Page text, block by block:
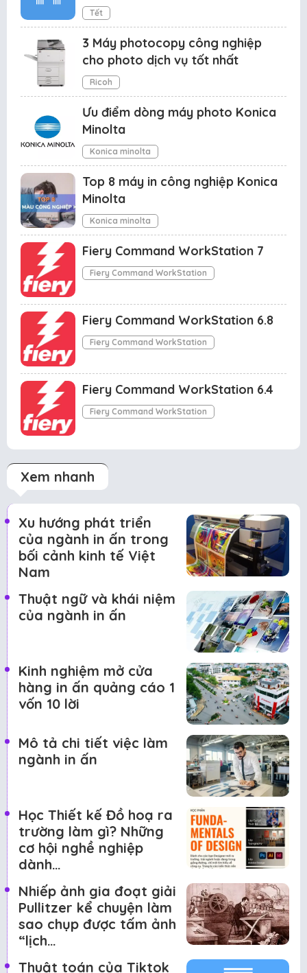
Tết
3 Máy photocopy công nghiệp
cho photo dịch vụ tốt nhất
Ricoh
Ưu điểm dòng máy photo Konica
Minolta
Konica minolta
Top 8 máy in công nghiệp Konica
Minolta
Konica minolta
Fiery Command WorkStation 7
Fiery Command WorkStation
Fiery Command WorkStation 6.8
Fiery Command WorkStation
Fiery Command WorkStation 6.4
Fiery Command WorkStation
Xem nhanh
Xu hướng phát triển
của ngành in ấn trong
bối cảnh kinh tế Việt
Nam
Thuật ngữ và khái niệm
của ngành in ấn
Kinh nghiệm mở cửa
hàng in ấn quảng cáo 1
vốn 10 lời
Mô tả chi tiết việc làm
ngành in ấn
Học Thiết kế Đồ hoạ ra
trường làm gì? Những
cơ hội nghề nghiệp
dành…
Nhiếp ảnh gia đoạt giải
Pullitzer kể chuyện làm
sao chụp được tấm ảnh
“lịch…
Thuật toán của Tiktok